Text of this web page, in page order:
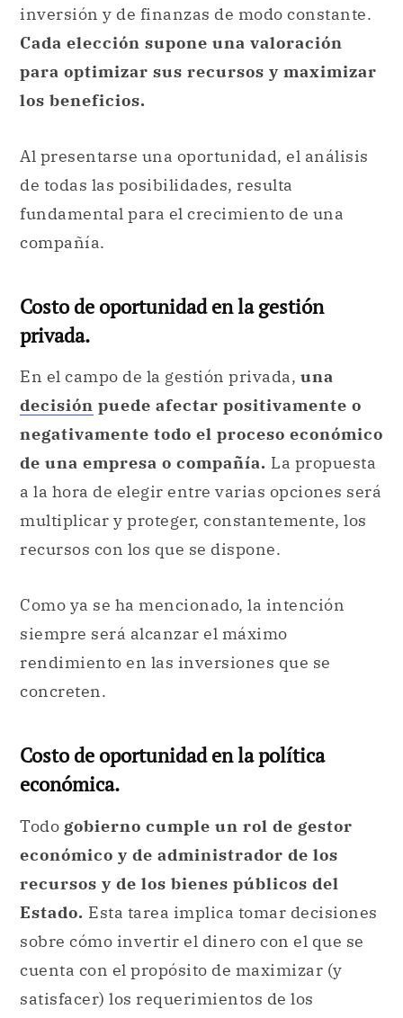
inversión y de finanzas de modo constante.
Cada elección supone una valoración
para optimizar sus recursos y maximizar
los beneficios.
Al presentarse una oportunidad, el análisis
de todas las posibilidades, resulta
fundamental para el crecimiento de una
compañía.
Costo de oportunidad en la gestión
privada.
En el campo de la gestión privada, una
decisión puede afectar positivamente o
negativamente todo el proceso económico
de una empresa o compañía. La propuesta
a la hora de elegir entre varias opciones será
multiplicar y proteger, constantemente, los
recursos con los que se dispone.
Como ya se ha mencionado, la intención
siempre será alcanzar el máximo
rendimiento en las inversiones que se
concreten.
Costo de oportunidad en la política
económica.
Todo gobierno cumple un rol de gestor
económico y de administrador de los
recursos y de los bienes públicos del
Estado. Esta tarea implica tomar decisiones
sobre cómo invertir el dinero con el que se
cuenta con el propósito de maximizar (y
satisfacer) los requerimientos de los